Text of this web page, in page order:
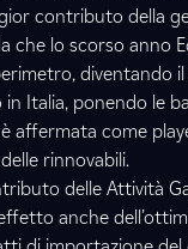
contributo della
che lo scorso anno
diventando
in Italia, ponendo le
affermata come
rinnovabili.
delle Attività
anche